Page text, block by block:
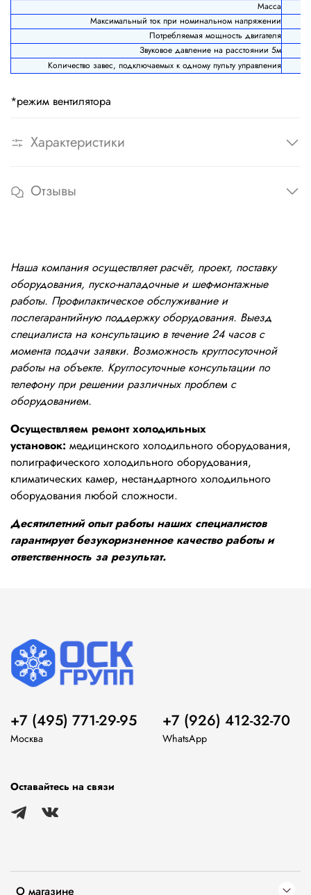
Масса
Максимальный ток при номинальном напряжении
Потребляемая мощность двигателя
Звуковое давление на расстоянии 5м
Количество завес, подключаемых к одному пульту управления
*режим вентилятора
Характеристики
Отзывы
Наша компания осуществляет расчёт, проект, поставку
оборудования, пуско-наладочные и шеф-монтажные
работы. Профилактическое обслуживание и
послегарантийную поддержку оборудования. Выезд
специалиста на консультацию в течение 24 часов с
момента подачи заявки. Возможность круглосуточной
работы на объекте. Круглосуточные консультации по
телефону при решении различных проблем с
оборудованием.
Осуществляем ремонт холодильных
установок: медицинского холодильного оборудования,
полиграфического холодильного оборудования,
климатических камер, нестандартного холодильного
оборудования любой сложности.
Десятилетний опыт работы наших специалистов
гарантирует безукоризненное качество работы и
ответственность за результат.
О магазине
+7 (495) 771-29-95
Москва
+7 (926) 412-32-70
WhatsApp
Оставайтесь на связи